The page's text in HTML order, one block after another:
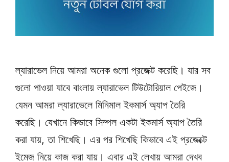
ল্যারাভেল নিয়ে আমরা অনেক গুলো প্রজেক্ট করেছি। যার সব
গুলো পাওয়া যাবে বাংলায় ল্যারাভেল টিউটোরিয়াল পেইজে।
যেমন আমরা ল্যারাভেলে মিনিমাল ইকমার্স অ্যাপ তৈরি
করেছি। যেখানে কিভাবে সিম্পল একটা ইকমার্স অ্যাপ তৈরি
করা যায়, তা শিখেছি। এর পর শিখেছি কিভাবে এই প্রজেক্টে
ইমেজ নিয়ে কাজ করা যায়। এবার এই লেখায় আমরা দেখব